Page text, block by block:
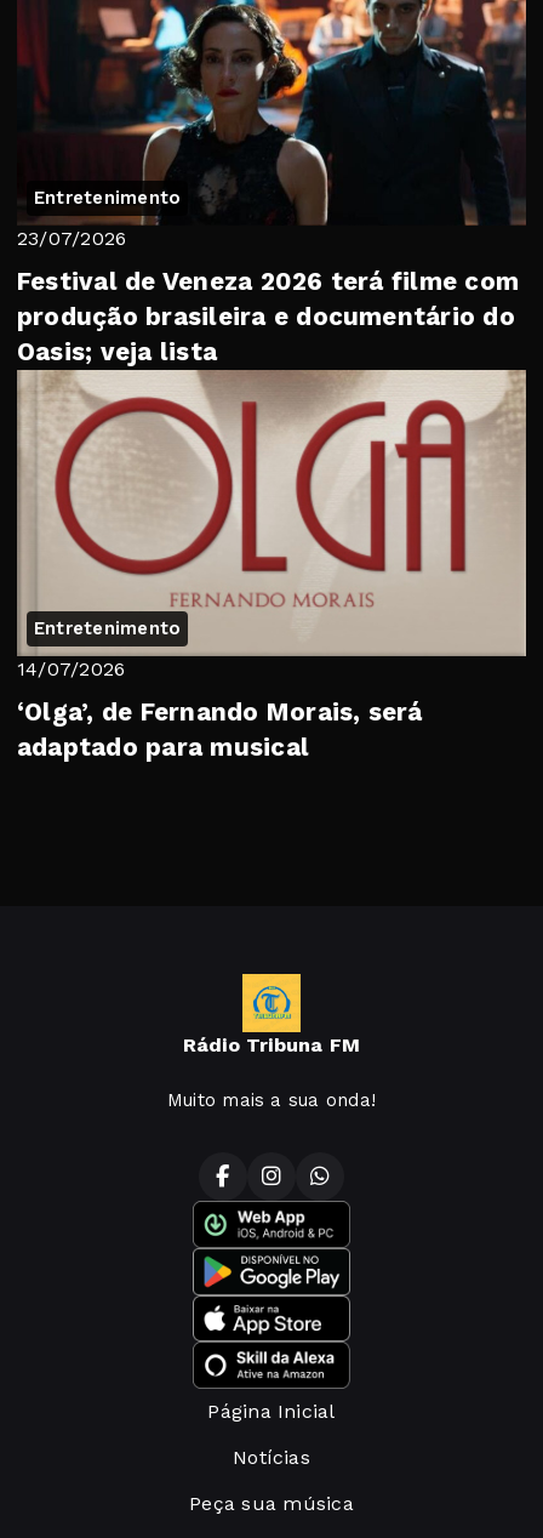
Entretenimento
23/07/2026
Festival de Veneza 2026 terá filme com
produção brasileira e documentário do
Oasis; veja lista
Entretenimento
14/07/2026
‘Olga’, de Fernando Morais, será
adaptado para musical
Rádio Tribuna FM
Muito mais a sua onda!
Página Inicial
Notícias
Peça sua música